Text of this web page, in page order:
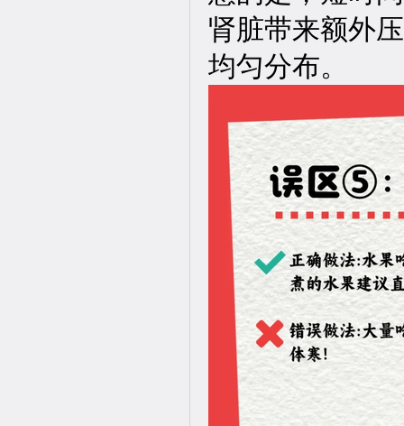
肾脏带来额外
均匀分布。